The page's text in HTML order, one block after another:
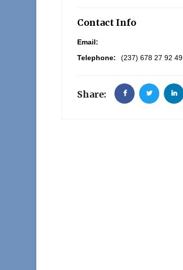
Contact Info
Email:
Telephone:
(237) 678 27 92 49
Share: